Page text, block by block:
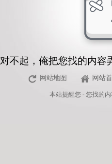
对不起，俺把您找的内容
网站地图 网站
本站提醒您 - 您找的